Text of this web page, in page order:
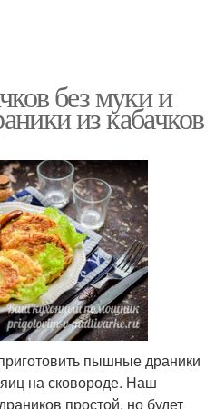
без муки и
из кабачков
пышные драники
на сковороде. Наш
простой, но будет